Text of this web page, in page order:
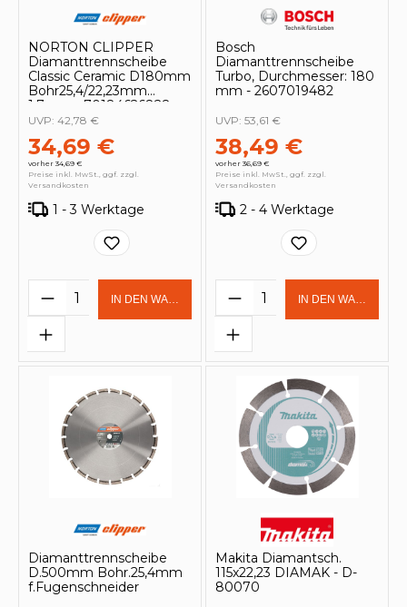
NORTON CLIPPER
Diamanttrennscheibe
Classic Ceramic D180mm
Bohr25,4/22,23mm
1,7mm - 70184626828
34,69 €
vorher 34,69 €
UVP: 42,78 €
Preise inkl. MwSt., ggf. zzgl.
Versandkosten
1 - 3 Werktage
Produkt Anzahl: Gib den
IN DEN WARENKORB
Bosch
Diamanttrennscheibe
Turbo, Durchmesser: 180
mm - 2607019482
38,49 €
vorher 36,69 €
UVP: 53,61 €
Preise inkl. MwSt., ggf. zzgl.
Versandkosten
2 - 4 Werktage
Produkt Anzahl:
IN DEN
Diamanttrennscheibe
D.500mm Bohr.25,4mm
f.Fugenschneider
Makita Diamantsch.
115x22,23 DIAMAK - D-
80070